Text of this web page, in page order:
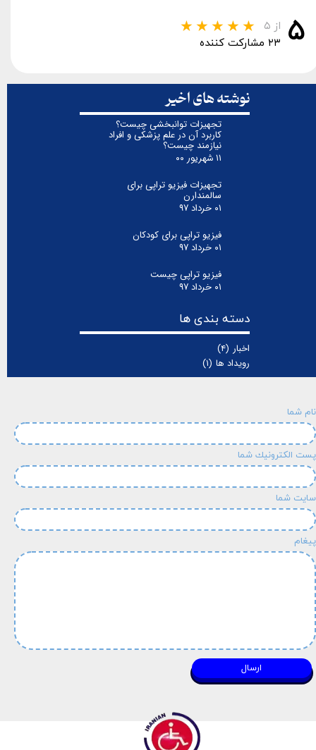
۵ از ۵
★★
۲۳ مشارکت کننده
نام شما
پست الكترونيك شما
سایت شما
پیغام
ارسال
نوشته های اخیر
تجهیزات توانبخشی چیست؟
کاربرد آن در علم پزشکی و افراد
نیازمند چیست؟
۱۱ شهریور ۰۰
تجهیزات فیزیو تراپی برای
سالمندارن
۰۱ خرداد ۹۷
فیزیو تراپی برای کودکان
۰۱ خرداد ۹۷
فیزیو تراپی چیست
۰۱ خرداد ۹۷
دسته بندی ها
اخبار (۴)
رویداد ها (۱)